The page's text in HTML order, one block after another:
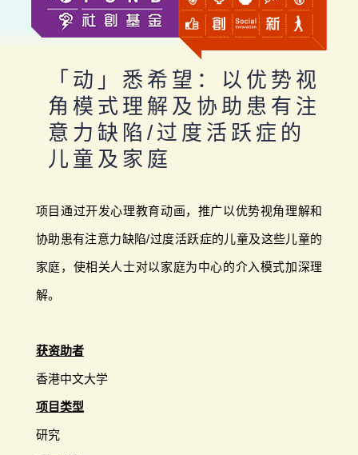
「动」悉希望：以优势视
角模式理解及协助患有注
意力缺陷/过度活跃症的
儿童及家庭
项目通过开发心理教育动画，推广以优势视角理解和
协助患有注意力缺陷/过度活跃症的儿童及这些儿童的
家庭，使相关人士对以家庭为中心的介入模式加深理
解。
获资助者
香港中文大学
项目类型
研究